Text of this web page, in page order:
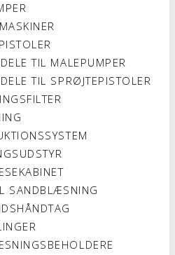
TIL MALEPUMPER
TIL SPRØJTEPISTOLER
SANDBLÆSNING